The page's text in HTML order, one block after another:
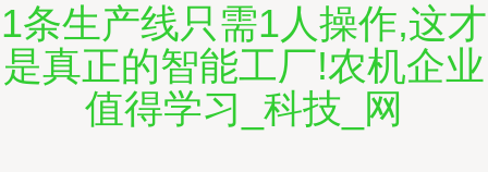
1条生产线只需1人操作,这才
是真正的智能工厂!农机企业
值得学习_科技_网